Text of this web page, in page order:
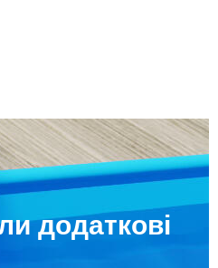
додаткові